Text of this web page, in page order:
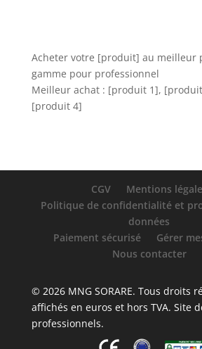
Acheter votre [produit] au meilleur
gamme pour professionnel
Meilleur achat : [produit 1],
[produit 4]
CGV
Mentions
Politique de confidentialité et
données
Paiement sécurisé
Gérer
Nous contacter
© 2026 MNG SORARE. Tous droits
affichés en euros et hors TVA. Site
professionnels.